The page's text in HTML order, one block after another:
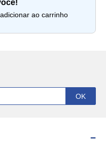
ao carrinho